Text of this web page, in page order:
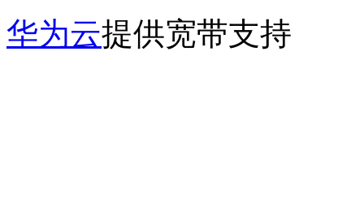
华为云提供宽带支持